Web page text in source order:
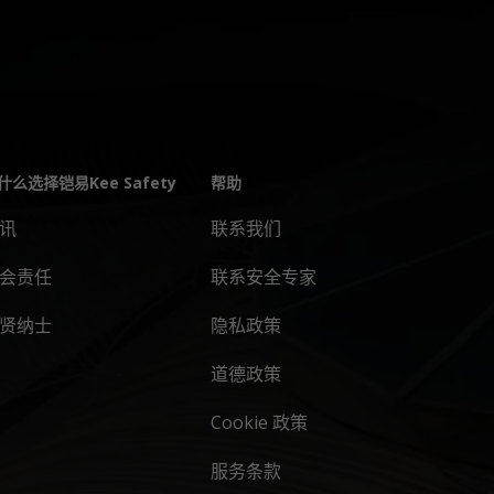
么选择铠易Kee Safety
责任
纳士
帮助
联系我们
联系安全专家
隐私政策
道德政策
Cookie 政策
服务条款